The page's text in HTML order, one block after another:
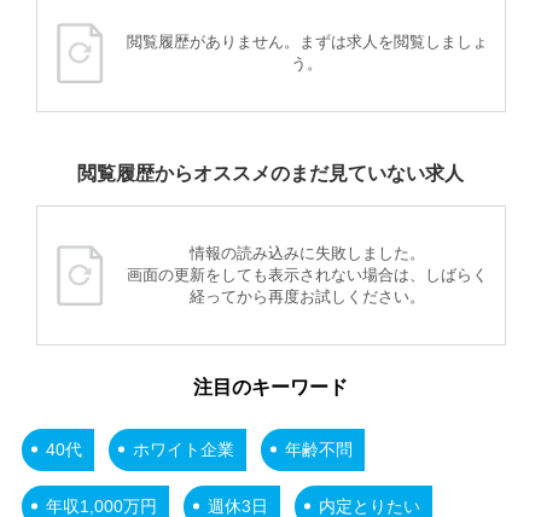
閲覧履歴がありません。まずは求人を閲覧しましょ
う。
閲覧履歴からオススメのまだ見ていない求人
情報の読み込みに失敗しました。
画面の更新をしても表示されない場合は、しばらく
経ってから再度お試しください。
注目のキーワード
40代 ホワイト企業 年齢不問
年収1,000万円 週休3日 内定とりたい